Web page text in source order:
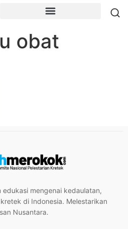
obat
edukasi mengenai kedaulatan,
di Indonesia. Melestarikan
Nusantara.